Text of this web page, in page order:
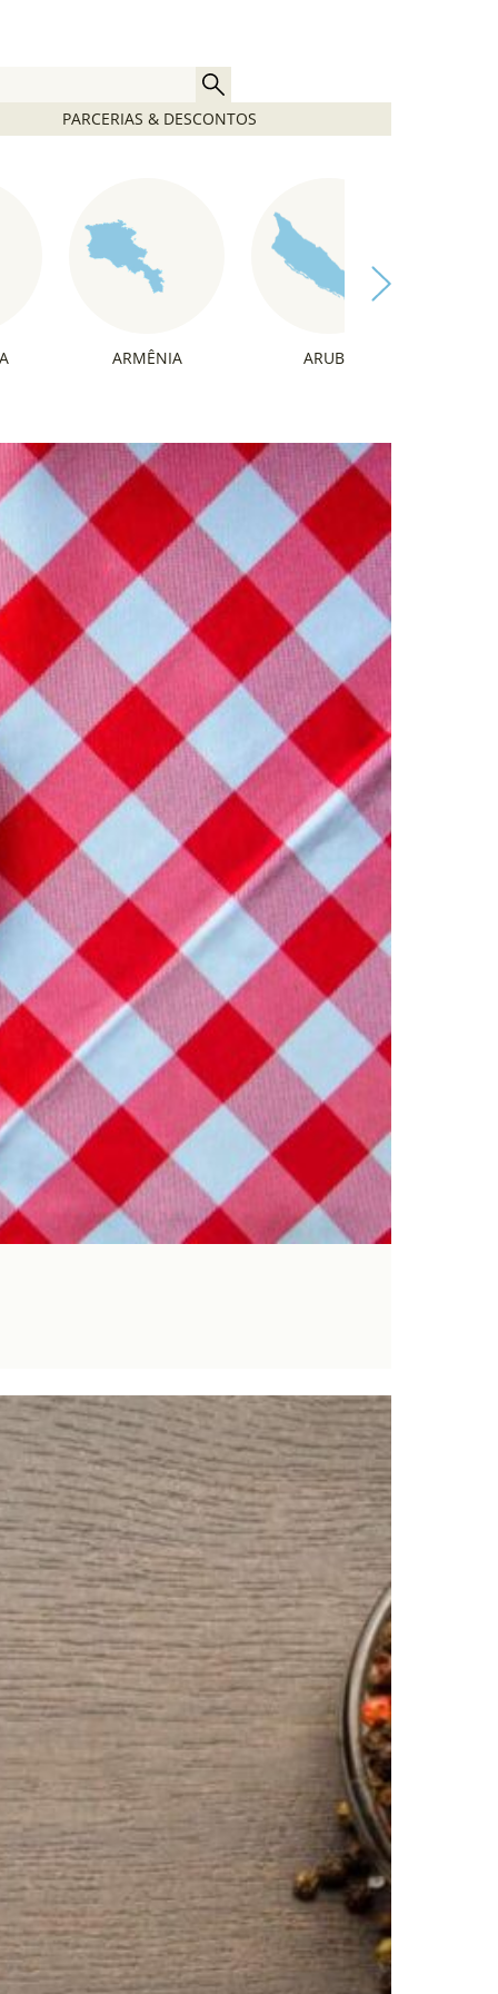
PARCERIAS & DESCONTOS
ARMÊNIA ARUBA